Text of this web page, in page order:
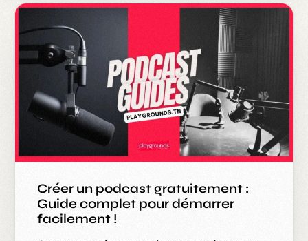
Créer un podcast gratuitement :
Guide complet pour démarrer
facilement !